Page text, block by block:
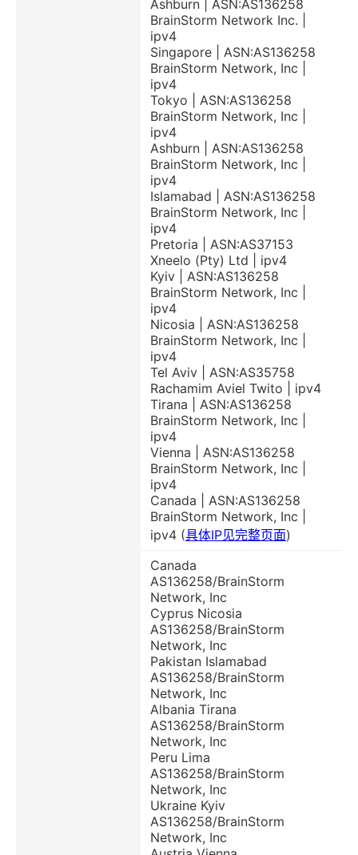
Ashburn | ASN:AS136258
BrainStorm Network Inc. |
ipv4
Singapore | ASN:AS136258
BrainStorm Network, Inc |
ipv4
Tokyo | ASN:AS136258
BrainStorm Network, Inc |
ipv4
Ashburn | ASN:AS136258
BrainStorm Network, Inc |
ipv4
Islamabad | ASN:AS136258
BrainStorm Network, Inc |
ipv4
Pretoria | ASN:AS37153
Xneelo (Pty) Ltd | ipv4
Kyiv | ASN:AS136258
BrainStorm Network, Inc |
ipv4
Nicosia | ASN:AS136258
BrainStorm Network, Inc |
ipv4
Tel Aviv | ASN:AS35758
Rachamim Aviel Twito | ipv4
Tirana | ASN:AS136258
BrainStorm Network, Inc |
ipv4
Vienna | ASN:AS136258
BrainStorm Network, Inc |
ipv4
Canada | ASN:AS136258
BrainStorm Network, Inc |
ipv4 (具体IP见完整页面)
Canada
AS136258/BrainStorm
Network, Inc
Cyprus Nicosia
AS136258/BrainStorm
Network, Inc
Pakistan Islamabad
AS136258/BrainStorm
Network, Inc
Albania Tirana
AS136258/BrainStorm
Network, Inc
Peru Lima
AS136258/BrainStorm
Network, Inc
Ukraine Kyiv
AS136258/BrainStorm
Network, Inc